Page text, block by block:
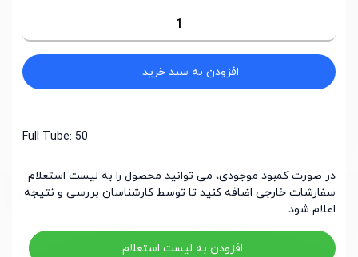
افزودن به سبد خرید
Full Tube: 50
در صورت کمبود موجودی، می توانید محصول را به لیست استعلام
سفارشات خارجی اضافه کنید تا توسط کارشناسان بررسی و نتیجه
اعلام شود.
افزودن به لیست استعلام